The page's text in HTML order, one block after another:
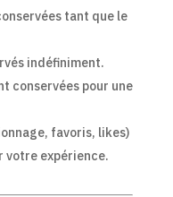
tant que le
indéfiniment.
conservées pour une
favoris, likes)
votre expérience.